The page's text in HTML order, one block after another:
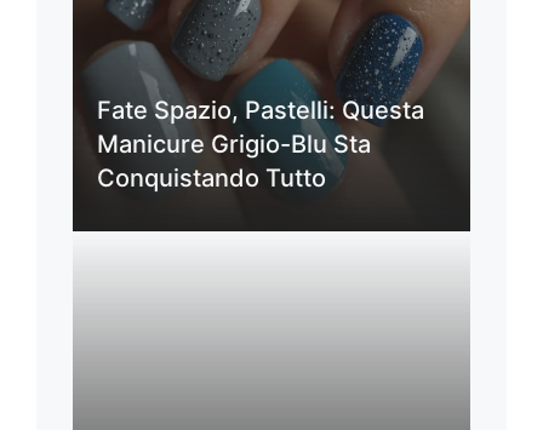
Fate Spazio, Pastelli: Questa
Manicure Grigio-Blu Sta
Conquistando Tutto